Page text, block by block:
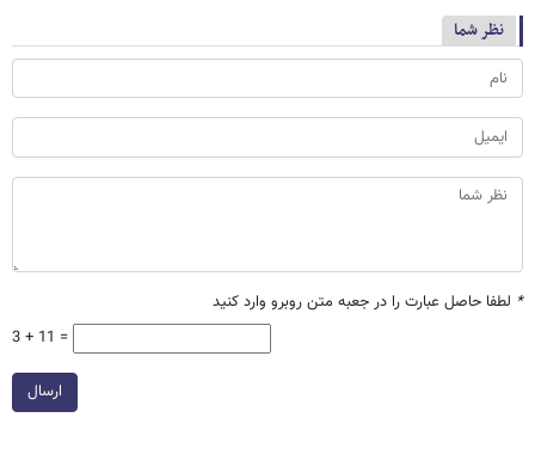
نظر شما
* لطفا حاصل عبارت را در جعبه متن روبرو وارد کنید
3 + 11 =
ارسال